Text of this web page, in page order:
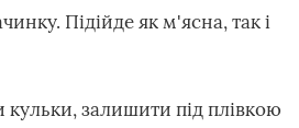
Підійде як м'ясна, так і
кульки, залишити під плівкою